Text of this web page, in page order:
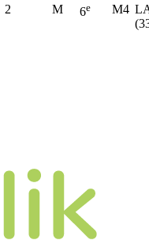
2 M 6e M4